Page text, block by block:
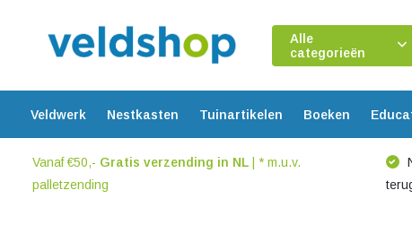
Alle
categorieën
Veldwerk Nestkasten Tuinartikelen Boeken
Vanaf €50,- Gratis verzending in NL| * m.u.v.
palletzending